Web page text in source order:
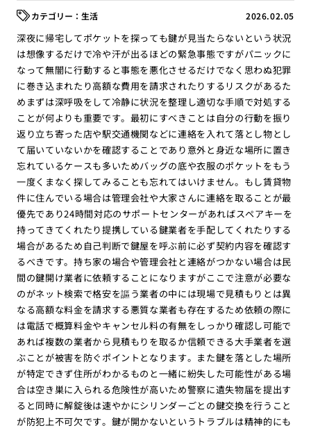
2026.02.05
生活
深夜に帰宅してポケットを探っても鍵が見当たらないという状況
は想像するだけで冷や汗が出るほどの緊急事態ですがパニックに
なって無闇に行動すると事態を悪化させるだけでなく思わぬ犯罪
に巻き込まれたり高額な費用を請求されたりするリスクがあるた
めまずは深呼吸をして冷静に状況を整理し適切な手順で対処する
ことが何よりも重要です。最初にすべきことは自分の行動を振り
返り立ち寄った店や駅交通機関などに連絡を入れて落とし物とし
て届いていないかを確認することであり意外と身近な場所に置き
忘れているケースも多いためバッグの底や衣服のポケットをもう
一度くまなく探してみることも忘れてはいけません。もし賃貸物
件に住んでいる場合は管理会社や大家さんに連絡を取ることが最
優先であり24時間対応のサポートセンターがあればスペアキーを
持ってきてくれたり提携している鍵業者を手配してくれたりする
場合があるため自己判断で鍵屋を呼ぶ前に必ず契約内容を確認す
るべきです。持ち家の場合や管理会社と連絡がつかない場合は民
間の鍵開け業者に依頼することになりますがここで注意が必要な
のがネット検索で格安を謳う業者の中には現場で見積もりとは異
なる高額な料金を請求する悪質な業者も存在するため依頼の際に
は電話で概算料金やキャンセル料の有無をしっかり確認し可能で
あれば複数の業者から見積もりを取るか信頼できる大手業者を選
ぶことが被害を防ぐポイントとなります。また鍵を落とした場所
が特定できず住所がわかるものと一緒に紛失した可能性がある場
合は空き巣に入られる危険性が高いため警察に遺失物届を提出す
ると同時に解錠後は速やかにシリンダーごとの鍵交換を行うこと
が防犯上不可欠です。鍵が開かないというトラブルは精神的にも